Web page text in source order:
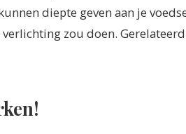
diepte geven aan je
zou doen.